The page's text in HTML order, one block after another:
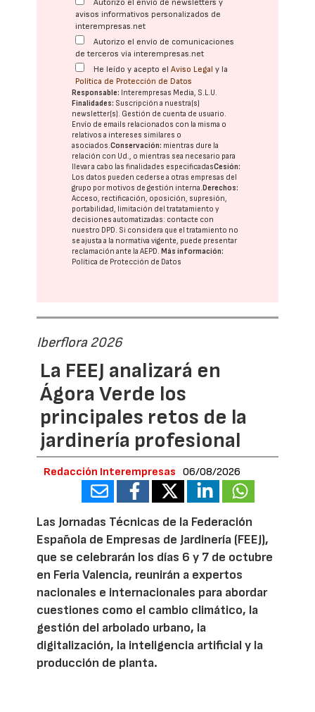
Autorizo el envío de newsletters y
avisos informativos personalizados de
interempresas.net
Autorizo el envío de comunicaciones
de terceros vía interempresas.net
He leído y acepto elAviso Legal y la
Política de Protección de Datos
Responsable: Interempresas Media, S.L.U.
Finalidades: Suscripción a nuestra(s)
newsletter(s). Gestión de cuenta de usuario.
Envío de emails relacionados con la misma o
relativos a intereses similares o
asociados.Conservación: mientras dure la
relación con Ud., o mientras sea necesario para
llevar a cabo las finalidades especificadasCesión:
Los datos pueden cederse a otras empresas del
grupo por motivos de gestión interna.Derechos:
Acceso, rectificación, oposición, supresión,
portabilidad, limitación del tratatamiento y
decisiones automatizadas: contacte con
nuestro DPD. Si considera que el tratamiento no
se ajusta a la normativa vigente, puede presentar
reclamación ante laAEPD.Más información:
Política de Protección de Datos
Iberflora 2026
La FEEJ analizará en
Ágora Verde los
principales retos de la
jardinería profesional
Redacción Interempresas 06/08/2026
Las Jornadas Técnicas de la Federación
Española de Empresas de Jardinería (FEEJ),
que se celebrarán los días 6 y 7 de octubre
en Feria Valencia, reunirán a expertos
nacionales e internacionales para abordar
cuestiones como el cambio climático, la
gestión del arbolado urbano, la
digitalización, la inteligencia artificial y la
producción de planta.